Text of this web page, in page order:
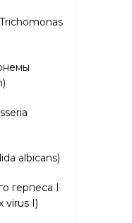
Яйцо
Латекс
астме/
albicans)
герпеса I
virus I)